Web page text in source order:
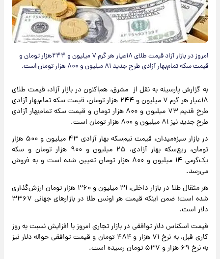
امروز در بازار آزاد قیمت طلای ۱۸عیار هر گرم ۷ میلیون و ۲۴۴هزار تومان و
قیمت سکه تمام‌بهار آزادی طرح جدید ۸۱ میلیون و ۸۰۰ هزار تومان است.
به گزارش پارسینه به نقل از مشرق، هم‌اکنون در بازار آزاد، قیمت طلای
۱۸عیار هر گرم ۷ میلیون و ۲۴۴ هزار تومان، قیمت سکه تمام‌بهار آزادی
طرح قدیم ۷۳ میلیون و ۸۰۰ هزار تومان و قیمت سکه تمام‌بهار آزادی
طرح جدید نیز ۸۱ میلیون و ۸۰۰ هزار تومان است.
در بازار سبزه‌میدان، قیمت نیم‌سکه بهار آزادی ۴۳ میلیون و ۵۰۰ هزار
تومان، ربع‌سکه بهار آزادی، ۲۵ میلیون و ۹۰۰ هزار تومان و سکه
یک‌گرمی ۱۴ میلیون و ۸۰۰ هزار تومان تعیین شده است و به فروش
می‌رسد.
هر مثقال طلا در بازار داخلی، ۳۱ میلیون و ۳۶۰ هزار تومان ارزش‌گذاری
شده است؛ ضمن اینکه قیمت هر اونس طلا در بازارهای جهانی ۳۳۶۷
دلار است.
قیمت اسکناس دلار توافقی در بازار تجاری امروز با افزایش نسبت به روز
کاری قبل، به نرخ ۷۱ هزار و ۴۸۴ تومان و قیمت توافقی حواله دلار نیز
به نرخ ۶۹ هزار و ۵۳۷ تومان رسیده است.